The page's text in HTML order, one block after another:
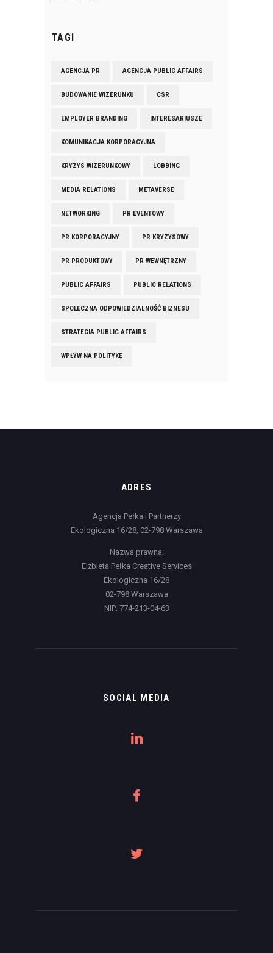
TAGI
AGENCJA PR AGENCJA PUBLIC AFFAIRS
BUDOWANIE WIZERUNKU CSR
EMPLOYER BRANDING INTERESARIUSZE
KOMUNIKACJA KORPORACYJNA
KRYZYS WIZERUNKOWY LOBBING
MEDIA RELATIONS METAVERSE
NETWORKING PR EVENTOWY
PR KORPORACYJNY PR KRYZYSOWY
PR PRODUKTOWY PR WEWNĘTRZNY
PUBLIC AFFAIRS PUBLIC RELATIONS
SPOŁECZNA ODPOWIEDZIALNOŚĆ BIZNESU
STRATEGIA PUBLIC AFFAIRS
WPŁYW NA POLITYKĘ
ADRES
Agencja Pełka i Partnerzy
Ekologiczna 16/28, 02-798 Warszawa
Nazwa prawna:
Elżbieta Pełka Creative Services
Ekologiczna 16/28
02-798 Warszawa
NIP: 774-213-04-63
SOCIAL MEDIA